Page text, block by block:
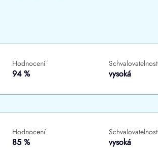
Hodnocení
94 %
Schvalovatelnost
vysoká
Hodnocení
85 %
Schvalovatelnost
vysoká